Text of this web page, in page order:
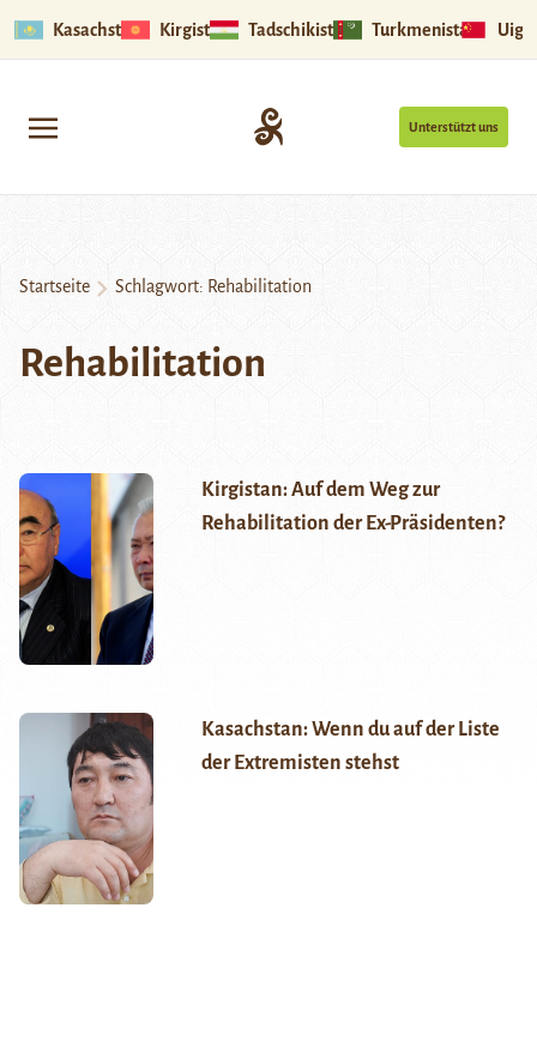
Kasachstan Kirgistan Tadschikistan Turkmenistan
Unterstützt uns
Startseite Schlagwort: Rehabilitation
Rehabilitation
Kirgistan: Auf dem Weg zur
Rehabilitation der Ex-Präsidenten?
Kasachstan: Wenn du auf der Liste
der Extremisten stehst